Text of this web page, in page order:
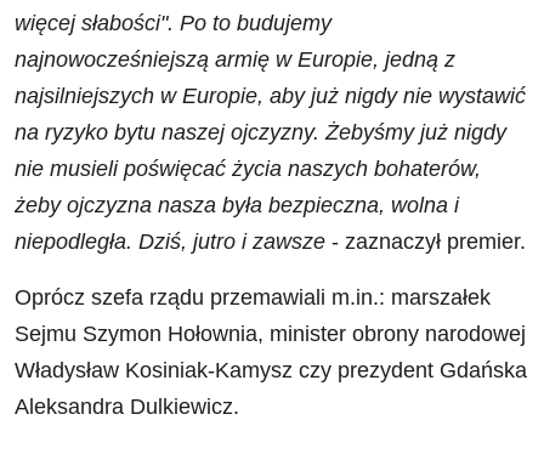
więcej słabości". Po to budujemy
najnowocześniejszą armię w Europie, jedną z
najsilniejszych w Europie, aby już nigdy nie wystawić
na ryzyko bytu naszej ojczyzny. Żebyśmy już nigdy
nie musieli poświęcać życia naszych bohaterów,
żeby ojczyzna nasza była bezpieczna, wolna i
niepodległa. Dziś, jutro i zawsze - zaznaczył premier.
Oprócz szefa rządu przemawiali m.in.: marszałek
Sejmu Szymon Hołownia, minister obrony narodowej
Władysław Kosiniak-Kamysz czy prezydent Gdańska
Aleksandra Dulkiewicz.